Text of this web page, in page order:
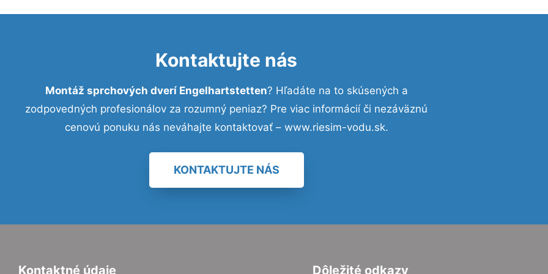
Kontaktujte nás
Montáž sprchových dverí Engelhartstetten? Hľadáte na to skúsených a
zodpovedných profesionálov za rozumný peniaz? Pre viac informácií či nezáväznú
cenovú ponuku nás neváhajte kontaktovať – www.riesim-vodu.sk.
KONTAKTUJTE NÁS
Kontaktné údaje Dôležité odkazy